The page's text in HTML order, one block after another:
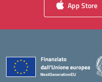
App Store